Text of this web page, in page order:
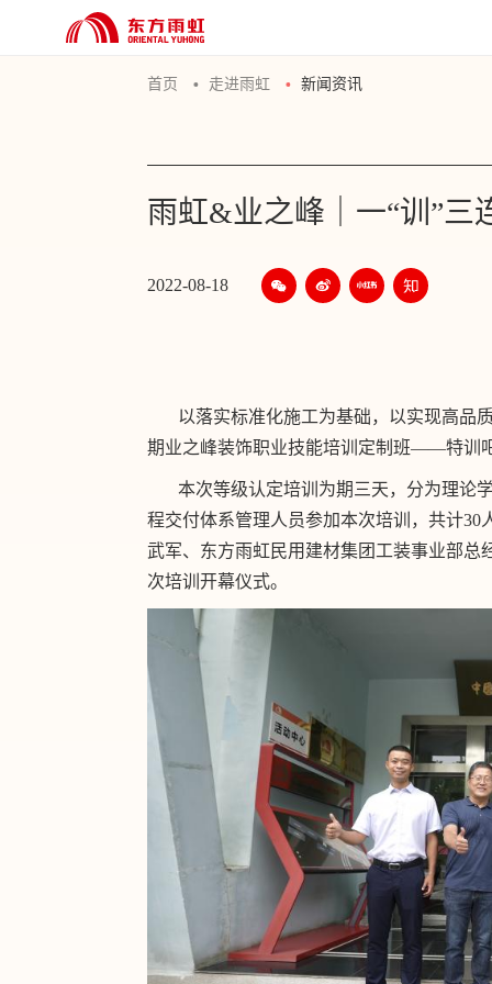
首页 走进雨虹 新闻资讯
雨虹&业之峰｜一“训”三
2022-08-18
以落实标准化施工为基础，以实现高品质
期业之峰装饰职业技能培训定制班——特训
本次等级认定培训为期三天，分为理论
程交付体系管理人员参加本次培训，共计
武军、东方雨虹民用建材集团工装事业部
次培训开幕仪式。